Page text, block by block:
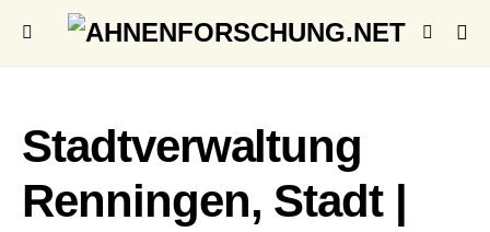
Stadtverwaltung
Renningen, Stadt |